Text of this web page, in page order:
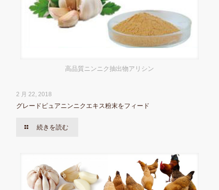
高品質ニンニク抽出物アリシン
2 月 22, 2018
グレードピュアニンニクエキス粉末をフィード
続きを読む